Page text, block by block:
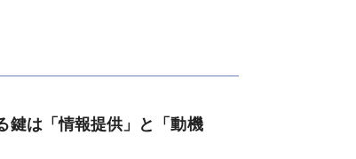
鍵は「情報提供」と「動機